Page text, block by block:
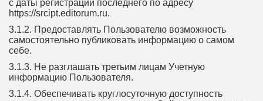
с даты регистрации последнего по адресу
https://srcipt.editorum.ru.
3.1.2. Предоставлять Пользователю возможность
самостоятельно публиковать информацию о самом
себе.
3.1.3. Не разглашать третьим лицам Учетную
информацию Пользователя.
3.1.4. Обеспечивать круглосуточную доступность